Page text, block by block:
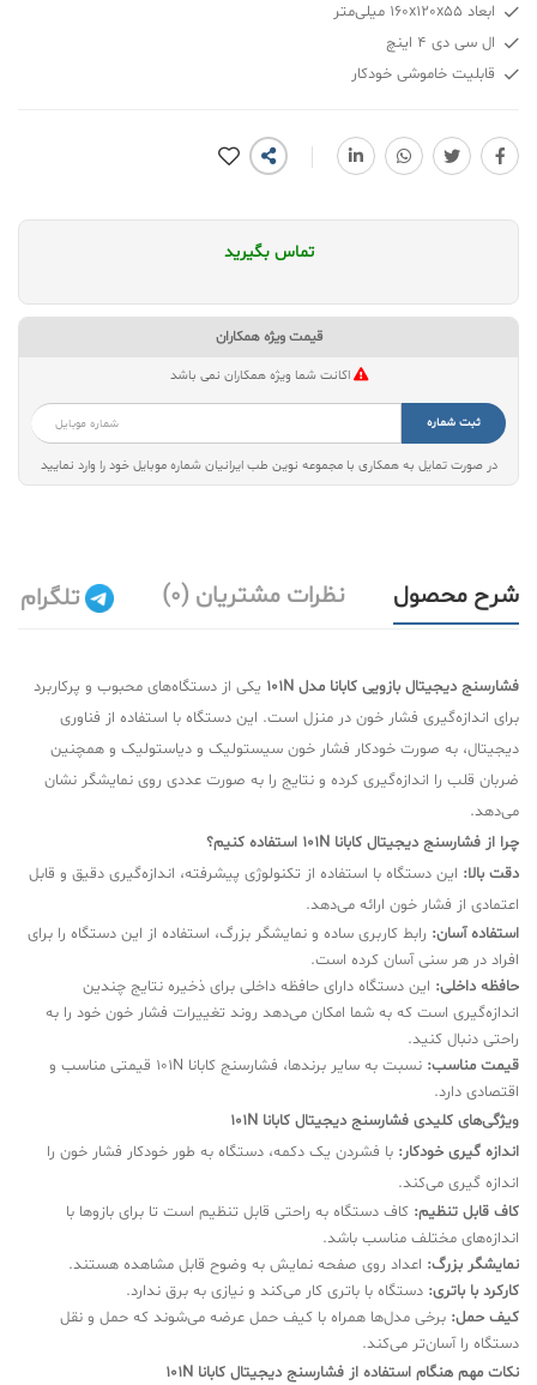
ابعاد 160x120x55 میلی‌متر
ال سی دی 4 اینچ
قابلیت خاموشی خودکار
تماس بگیرید
قیمت ویژه همکاران
اکانت شما ویژه همکاران نمی باشد
ثبت شماره
در صورت تمایل به همکاری با مجموعه نوین طب ایرانیان شماره موبایل خود را وارد نمایید
شرح محصول نظرات مشتریان (0) تلگرام
فشارسنج دیجیتال بازویی کابانا مدل 101N
یکی از دستگاه‌های محبوب و پرکاربرد
برای اندازه‌گیری فشار خون در منزل است. این دستگاه با استفاده از فناوری
دیجیتال، به صورت خودکار فشار خون سیستولیک و دیاستولیک و همچنین
ضربان قلب را اندازه‌گیری کرده و نتایج را به صورت عددی روی نمایشگر نشان
می‌دهد.
چرا از فشارسنج دیجیتال کابانا 101N استفاده کنیم؟
دقت بالا: این دستگاه با استفاده از تکنولوژی پیشرفته، اندازه‌گیری دقیق و قابل
اعتمادی از فشار خون ارائه می‌دهد.
استفاده آسان: رابط کاربری ساده و نمایشگر بزرگ، استفاده از این دستگاه را برای
افراد در هر سنی آسان کرده است.
حافظه داخلی: این دستگاه دارای حافظه داخلی برای ذخیره نتایج چندین
اندازه‌گیری است که به شما امکان می‌دهد روند تغییرات فشار خون خود را به
راحتی دنبال کنید.
قیمت مناسب:
نسبت به سایر برندها، فشارسنج کابانا 101N قیمتی مناسب و
اقتصادی دارد.
ویژگی‌های کلیدی فشارسنج دیجیتال کابانا 101N
اندازه گیری خودکار: با فشردن یک دکمه، دستگاه به طور خودکار فشار خون را
اندازه گیری می‌کند.
کاف قابل تنظیم: کاف دستگاه به راحتی قابل تنظیم است تا برای بازوها با
اندازه‌های مختلف مناسب باشد.
نمایشگر بزرگ: اعداد روی صفحه نمایش به وضوح قابل مشاهده هستند.
کارکرد با باتری: دستگاه با باتری کار می‌کند و نیازی به برق ندارد.
کیف حمل: برخی مدل‌ها همراه با کیف حمل عرضه می‌شوند که حمل و نقل
دستگاه را آسان‌تر می‌کند.
نکات مهم هنگام استفاده از فشارسنج دیجیتال کابانا 101N